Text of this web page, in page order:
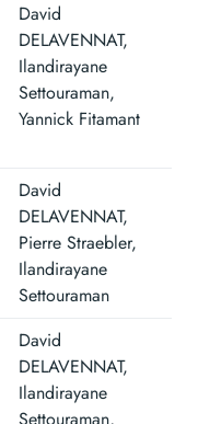
David
DELAVENNAT,
Ilandirayane
Settouraman,
Yannick Fitamant
David
DELAVENNAT,
Pierre Straebler,
Ilandirayane
Settouraman
David
DELAVENNAT,
Ilandirayane